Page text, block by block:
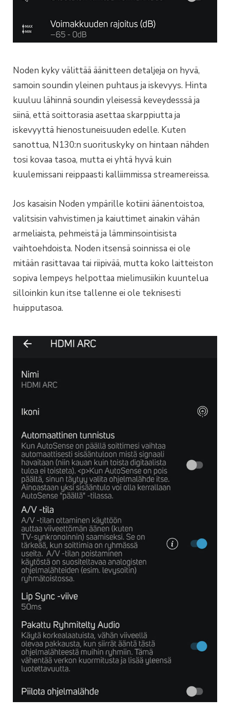
Noden kyky välittää äänitteen detaljeja on hyvä,
samoin soundin yleinen puhtaus ja iskevyys. Hinta
kuuluu lähinnä soundin yleisessä keveydesssä ja
siinä, että soittorasia asettaa skarppiutta ja
iskevyyttä hienostuneisuuden edelle. Kuten
sanottua, N130:n suorituskyky on hintaan nähden
tosi kovaa tasoa, mutta ei yhtä hyvä kuin
kuulemissani reippaasti kalliimmissa streamereissa.
Jos kasaisin Noden ympärille kotiini äänentoistoa,
valitsisin vahvistimen ja kaiuttimet ainakin vähän
armeliaista, pehmeistä ja lämminsointisista
vaihtoehdoista. Noden itsensä soinnissa ei ole
mitään rasittavaa tai riipivää, mutta koko laitteiston
sopiva lempeys helpottaa mielimusiikin kuuntelua
silloinkin kun itse tallenne ei ole teknisesti
huipputasoa.